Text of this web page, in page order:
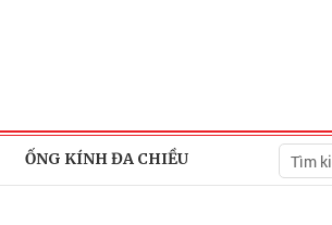
ỐNG KÍNH ĐA CHIỀU